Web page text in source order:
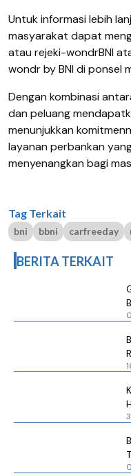
Untuk informasi lebih
masyarakat dapat
atau rejeki-wondrBNI
wondr by BNI di ponsel
Dengan kombinasi
dan peluang
menunjukkan
layanan perbankan
menyenangkan bagi
Tag Terkait
bni bbni carfreeday
BERITA TERKAIT